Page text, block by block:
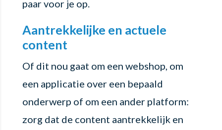
paar voor je op.
Aantrekkelijke en actuele
content
Of dit nou gaat om een webshop, om
een applicatie over een bepaald
onderwerp of om een ander platform:
zorg dat de content aantrekkelijk en